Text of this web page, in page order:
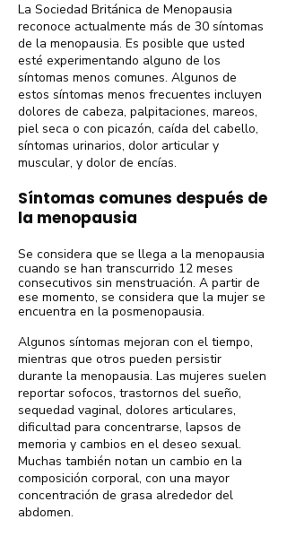
La Sociedad Británica de Menopausia
reconoce actualmente más de 30 síntomas
de la menopausia. Es posible que usted
esté experimentando alguno de los
síntomas menos comunes. Algunos de
estos síntomas menos frecuentes incluyen
dolores de cabeza, palpitaciones, mareos,
piel seca o con picazón, caída del cabello,
síntomas urinarios, dolor articular y
muscular, y dolor de encías.
Síntomas comunes después de
la menopausia
Se considera que se llega a la menopausia
cuando se han transcurrido 12 meses
consecutivos sin menstruación. A partir de
ese momento, se considera que la mujer se
encuentra en la posmenopausia.
Algunos síntomas mejoran con el tiempo,
mientras que otros pueden persistir
durante la menopausia. Las mujeres suelen
reportar sofocos, trastornos del sueño,
sequedad vaginal, dolores articulares,
dificultad para concentrarse, lapsos de
memoria y cambios en el deseo sexual.
Muchas también notan un cambio en la
composición corporal, con una mayor
concentración de grasa alrededor del
abdomen.